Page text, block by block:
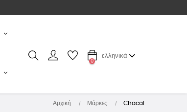
0
ελληνικά
Αρχική Μάρκες Chacal